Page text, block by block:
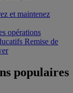
et maintenez
opérations
Remise de
populaires